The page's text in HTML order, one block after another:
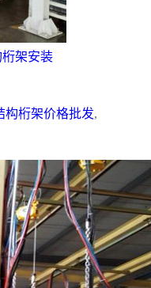
架安装
构桁架价格批发,